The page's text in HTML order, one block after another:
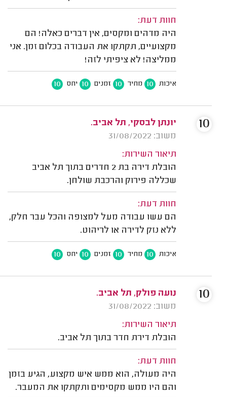
חוות דעת:
היה מדהים ומקסים, אין דברים כאלה! הם
מקצועיים, תקתקו את העבודה בכלום זמן. אני
ממליצה! לא ציפיתי לזה!
איכות 10 מחיר 10 זמנים 10 יחס 10
יונתן לבסקי, תל אביב.
משוב: 31/08/2022
תיאור השירות:
הובלת דירה בת 2 חדרים בתוך תל אביב
שכללה פירוק והרכבת שולחן.
חוות דעת:
הם עשו עבודה מעל למצופה והכל עבר חלק,
ללא נזק לדירה או לריהוט.
איכות 10 מחיר 10 זמנים 10 יחס 10
10
נועה פולק, תל אביב.
משוב: 31/08/2022
תיאור השירות:
הובלת דירת חדר בתוך תל אביב.
חוות דעת:
היה מעולה, הוא ממש איש מקצוע, הגיע בזמן
והם היו ממש מקסימים ותקתקו את המעבר.
10